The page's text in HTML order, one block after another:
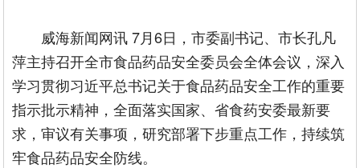
威海新闻网讯 7月6日，市委副书记、市长孔凡
萍主持召开全市食品药品安全委员会全体会议，深入
学习贯彻习近平总书记关于食品药品安全工作的重要
指示批示精神，全面落实国家、省食药安委最新要
求，审议有关事项，研究部署下步重点工作，持续筑
牢食品药品安全防线。